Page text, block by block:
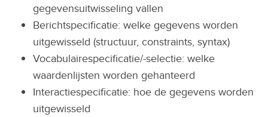
gegevensuitwisseling vallen
Berichtspecificatie: welke gegevens worden
uitgewisseld (structuur, constraints, syntax)
Vocabulairespecificatie/-selectie: welke
waardenlijsten worden gehanteerd
Interactiespecificatie: hoe de gegevens worden
uitgewisseld